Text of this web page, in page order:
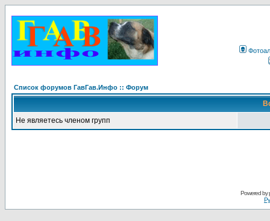
Список форумов ГавГав.Инфо :: Форум
Не являетесь членом групп
Powered by